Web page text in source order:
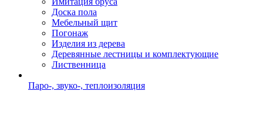
Доска пола
Мебельный щит
Погонаж
Изделия из дерева
Деревянные лестницы и комплектующие
Лиственница
Паро-, звуко-, теплоизоляция